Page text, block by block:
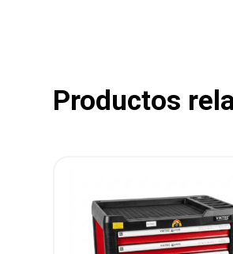
Productos